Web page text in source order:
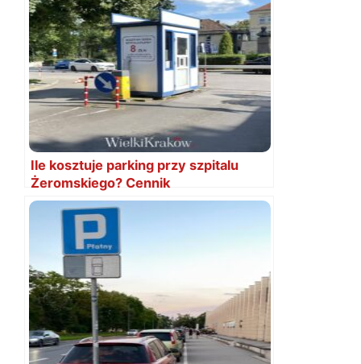
Ile kosztuje parking przy szpitalu
Żeromskiego? Cennik